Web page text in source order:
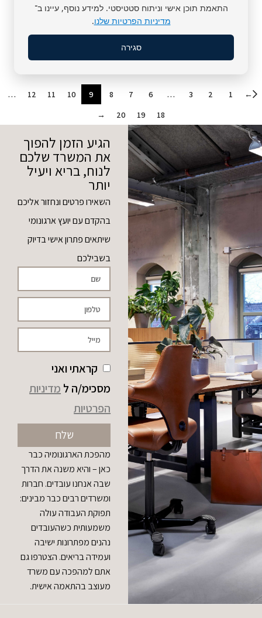
התאמת תוכן אישי וניתוח סטטיסטי. למידע נוסף, עיינו ב־
מדיניות הפרטיות שלנו.
סגירה
Plus
₪1,390
Bold
₪1,390
←
1
2
3
…
6
7
8
9
10
11
12
…
18
19
20
→
הגיע הזמן להפוך
את המשרד שלכם
לנוח, בריא ויעיל
יותר
השאירו פרטים ונחזור אליכם
בהקדם עם יועץ ארגונומי
שיתאים פתרון אישי בדיוק
בשבילכם
קראתי ואני
מסכימ/ה ל מדיניות
הפרטיות
שלח
מהפכת הארגונומיה כבר
כאן – והיא משנה את הדרך
שבה אנחנו עובדים. חברות
ומשרדים רבים כבר מבינים:
תפוקת העבודה עולה
משמעותית כשהעובדים
נהנים מפתרונות ישיבה
ועמידה בריאים. הצטרפו גם
אתם למהפכה עם משרד
מעוצב בהתאמה אישית.